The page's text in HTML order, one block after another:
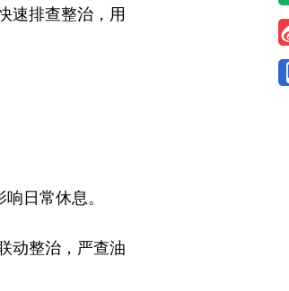
速排查整治，用
日常休息。
动整治，严查油